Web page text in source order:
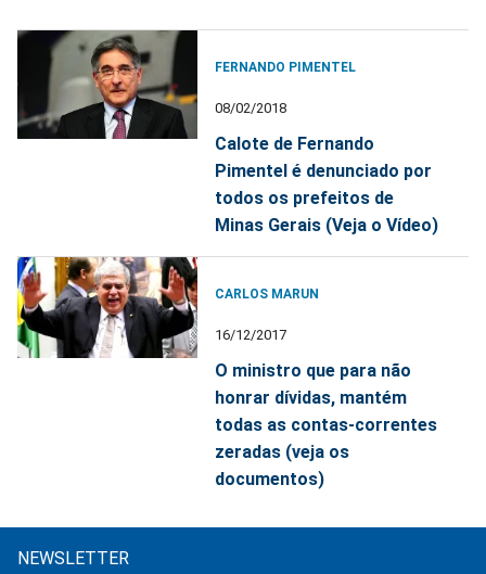
FERNANDO PIMENTEL
08/02/2018
Calote de Fernando
Pimentel é denunciado por
todos os prefeitos de
Minas Gerais (Veja o Vídeo)
CARLOS MARUN
16/12/2017
O ministro que para não
honrar dívidas, mantém
todas as contas-correntes
zeradas (veja os
documentos)
NEWSLETTER